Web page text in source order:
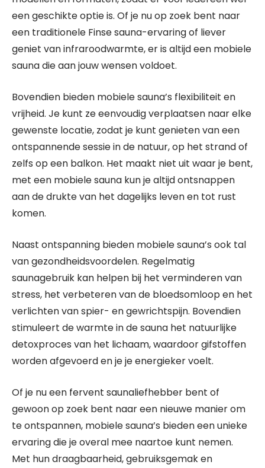
een geschikte optie is. Of je nu op zoek bent naar
een traditionele Finse sauna-ervaring of liever
geniet van infraroodwarmte, er is altijd een mobiele
sauna die aan jouw wensen voldoet.
Bovendien bieden mobiele sauna’s flexibiliteit en
vrijheid. Je kunt ze eenvoudig verplaatsen naar elke
gewenste locatie, zodat je kunt genieten van een
ontspannende sessie in de natuur, op het strand of
zelfs op een balkon. Het maakt niet uit waar je bent,
met een mobiele sauna kun je altijd ontsnappen
aan de drukte van het dagelijks leven en tot rust
komen.
Naast ontspanning bieden mobiele sauna’s ook tal
van gezondheidsvoordelen. Regelmatig
saunagebruik kan helpen bij het verminderen van
stress, het verbeteren van de bloedsomloop en het
verlichten van spier- en gewrichtspijn. Bovendien
stimuleert de warmte in de sauna het natuurlijke
detoxproces van het lichaam, waardoor gifstoffen
worden afgevoerd en je je energieker voelt.
Of je nu een fervent saunaliefhebber bent of
gewoon op zoek bent naar een nieuwe manier om
te ontspannen, mobiele sauna’s bieden een unieke
ervaring die je overal mee naartoe kunt nemen.
Met hun draagbaarheid, gebruiksgemak en